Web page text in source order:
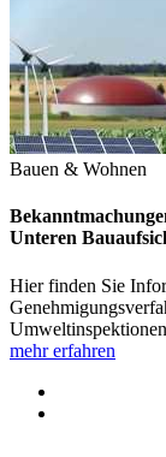
Bauen & Wohnen
Unteren
Hier finden Sie
Umweltinspektionen
mehr erfahren